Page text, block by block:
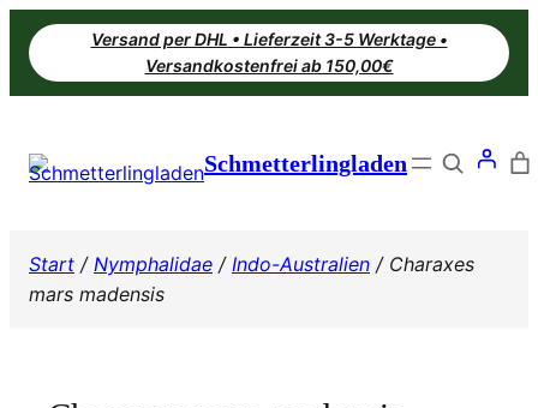
Zum
Inhalt
springen
Versand per DHL • Lieferzeit 3-5 Werktage •
Versandkostenfrei ab 150,00€
Schmetterlingladen Search
Start / Nymphalidae / Indo-Australien / Charaxes
mars madensis